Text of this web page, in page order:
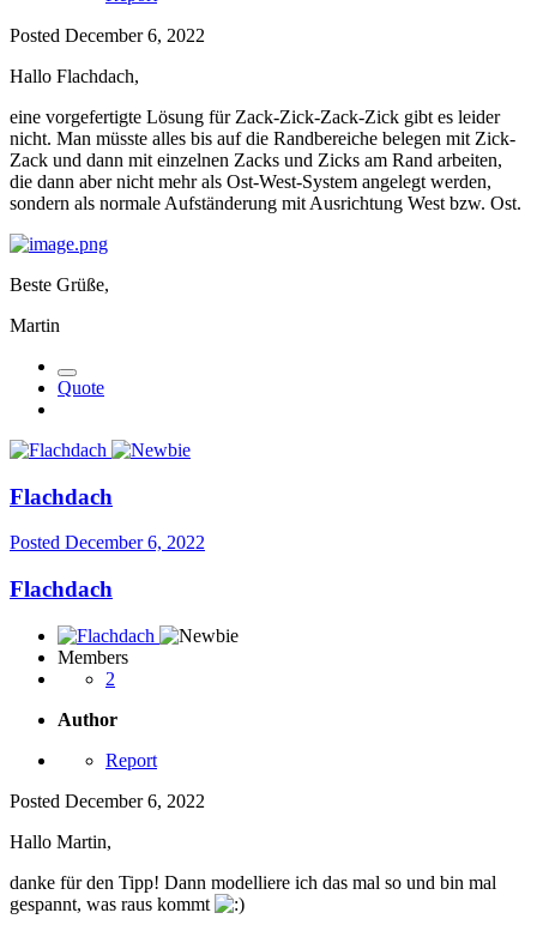
Posted December 6, 2022
Hallo Flachdach,
eine vorgefertigte Lösung für Zack-Zick-Zack-Zick gibt es leider
nicht. Man müsste alles bis auf die Randbereiche belegen mit Zick-
Zack und dann mit einzelnen Zacks und Zicks am Rand arbeiten,
die dann aber nicht mehr als Ost-West-System angelegt werden,
sondern als normale Aufständerung mit Ausrichtung West bzw. Ost.
Beste Grüße,
Martin
Quote
Flachdach
Posted December 6, 2022
Flachdach
Members
2
Author
Report
Posted December 6, 2022
Hallo Martin,
danke für den Tipp! Dann modelliere ich das mal so und bin mal
gespannt, was raus kommt